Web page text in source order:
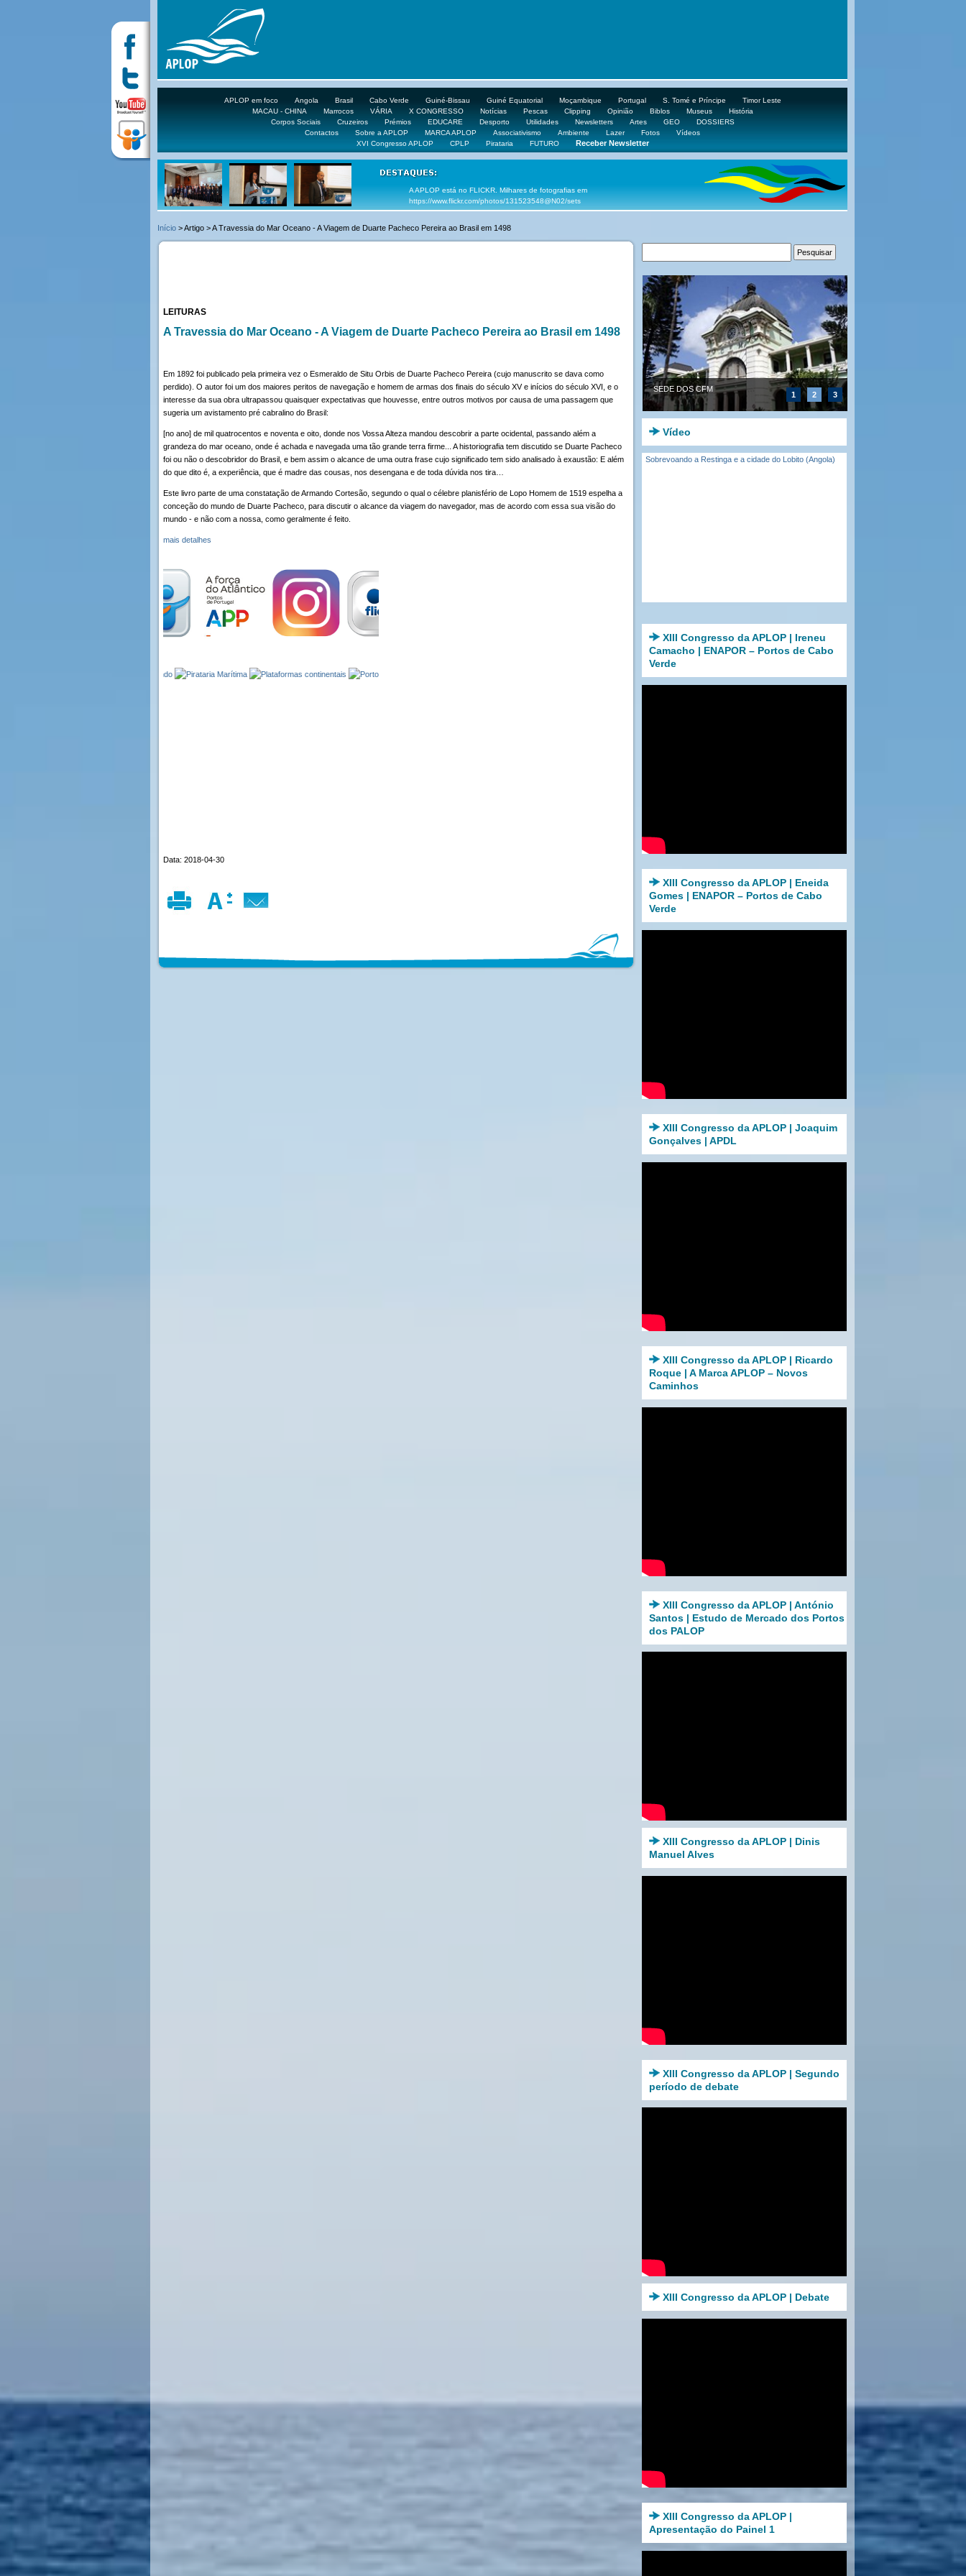
APLOP em foco Angola Brasil Cabo Verde Guiné-Bissau Guiné Equatorial Moçambique Portugal S. Tomé e Príncipe
Timor Leste
MACAU - CHINA
Marrocos VÁRIA X CONGRESSO Notícias Pescas Clipping Opinião Biblos Museus
História
Corpos Sociais
Cruzeiros Prémios EDUCARE Desporto Utilidades Newsletters Artes GEO
DOSSIERS
Contactos
Sobre a APLOP MARCA APLOP Associativismo Ambiente Lazer Fotos
Vídeos
XVI Congresso APLOP
CPLP Pirataria FUTURO Receber Newsletter
VEJA OS VÍDEOS DOS CONGRESSOS DA APLOP EM http://www.youtube.com/aplop2
Início > Artigo > A Travessia do Mar Oceano - A Viagem de Duarte Pacheco Pereira ao Brasil em 1498
LEITURAS
A Travessia do Mar Oceano - A Viagem de Duarte Pacheco Pereira ao Brasil em 1498
Em 1892 foi publicado pela primeira vez o Esmeraldo de Situ Orbis de Duarte Pacheco Pereira (cujo manuscrito se dava como
perdido). O autor foi um dos maiores peritos de navegação e homem de armas dos finais do século XV e inícios do século XVI, e o
interesse da sua obra ultrapassou quaisquer expectativas que houvesse, entre outros motivos por causa de uma passagem que
sugeria um avistamento pré cabralino do Brasil:
[no ano] de mil quatrocentos e noventa e oito, donde nos Vossa Alteza mandou descobrir a parte ocidental, passando além a
grandeza do mar oceano, onde é achada e navegada uma tão grande terra firme... A historiografia tem discutido se Duarte Pacheco
foi ou não o descobridor do Brasil, e bem assim o alcance de uma outra frase cujo significado tem sido analisado à exaustão: E além
do que dito é, a experiência, que é madre das cousas, nos desengana e de toda dúvida nos tira…
Este livro parte de uma constatação de Armando Cortesão, segundo o qual o célebre planisfério de Lopo Homem de 1519 espelha a
conceção do mundo de Duarte Pacheco, para discutir o alcance da viagem do navegador, mas de acordo com essa sua visão do
mundo - e não com a nossa, como geralmente é feito.
mais detalhes
Data: 2018-04-30
SEDE DOS CFM
1 2 3
Vídeo
Sobrevoando a Restinga e a cidade do Lobito (Angola)
XIII Congresso da APLOP | Ireneu
Camacho | ENAPOR – Portos de Cabo
Verde
XIII Congresso da APLOP | Eneida
Gomes | ENAPOR – Portos de Cabo
Verde
XIII Congresso da APLOP | Joaquim
Gonçalves | APDL
XIII Congresso da APLOP | Ricardo
Roque | A Marca APLOP – Novos
Caminhos
XIII Congresso da APLOP | António
Santos | Estudo de Mercado dos Portos
dos PALOP
XIII Congresso da APLOP | Dinis
Manuel Alves
XIII Congresso da APLOP | Segundo
período de debate
XIII Congresso da APLOP | Debate
XIII Congresso da APLOP |
Apresentação do Painel 1